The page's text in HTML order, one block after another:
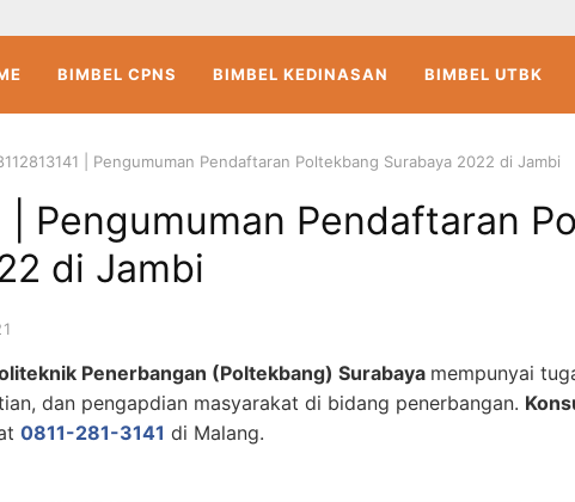
BIMBEL CPNS BIMBEL KEDINASAN BIMBEL UTBK
| Pengumuman Pendaftaran Poltekbang Surabaya 2022 di Jambi
| Pengumuman Pendaftaran
di Jambi
Penerbangan (Poltekbang) Surabaya mempunyai
dan pengapdian masyarakat di bidang penerbangan.
0811-281-3141 di Malang.